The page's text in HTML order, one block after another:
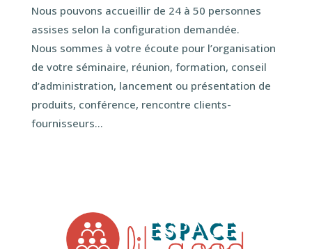
Nous pouvons accueillir de 24 à 50 personnes
assises selon la configuration demandée.
Nous sommes à votre écoute pour l’organisation
de votre séminaire, réunion, formation, conseil
d’administration, lancement ou présentation de
produits, conférence, rencontre clients-
fournisseurs…